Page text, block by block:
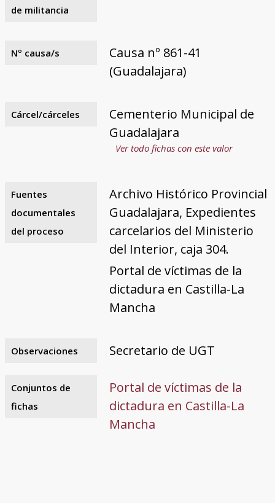
de militancia
Nº causa/s
Causa nº 861-41
(Guadalajara)
Cárcel/cárceles
Cementerio Municipal de
Guadalajara
Ver todo fichas con este valor
Fuentes
documentales
del proceso
Archivo Histórico Provincial
Guadalajara, Expedientes
carcelarios del Ministerio
del Interior, caja 304.
Portal de víctimas de la
dictadura en Castilla-La
Mancha
Observaciones Secretario de UGT
Conjuntos de
fichas
Portal de víctimas de la
dictadura en Castilla-La
Mancha